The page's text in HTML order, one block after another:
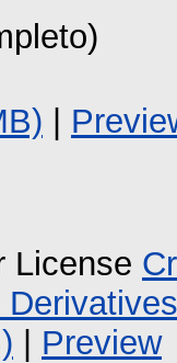
|
License
| Preview